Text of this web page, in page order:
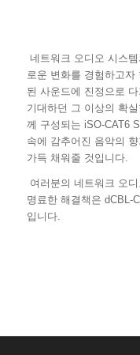
네트워크 오디오 시스
로운 변화를 경험하고
된 사운드에 진정으로
기대하던 그 이상의 확
께 구성되는 iSO-CAT6
속에 감추어진 음악의
가득 채워줄 것입니다.
여러분의 네트워크 오
명료한 해결책은 dCBL-
입니다.